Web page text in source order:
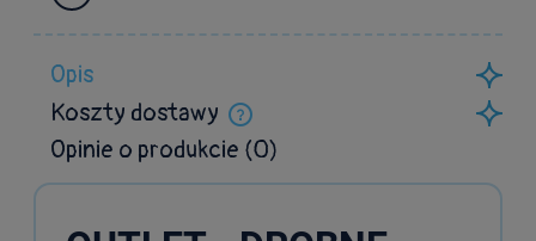
Opis
Koszty dostawy
Cena nie zawiera ewentualnych kosztów płatności
Opinie o produkcie (0)